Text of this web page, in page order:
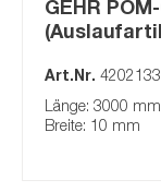
GEHR
Art.Nr.
Länge: 3000 mm
Breite: 10 mm